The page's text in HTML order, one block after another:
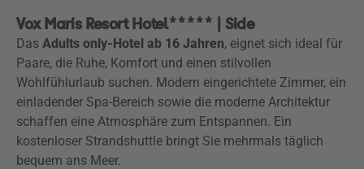
Vox Maris Resort Hotel***** | Side
Das Adults only-Hotel ab 16 Jahren, eignet sich ideal für
Paare, die Ruhe, Komfort und einen stilvollen
Wohlfühlurlaub suchen. Modern eingerichtete Zimmer, ein
einladender Spa-Bereich sowie die moderne Architektur
schaffen eine Atmosphäre zum Entspannen. Ein
kostenloser Strandshuttle bringt Sie mehrmals täglich
bequem ans Meer.